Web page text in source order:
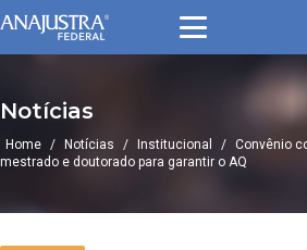
Notícias
Home / Notícias / Institucional / Convênio
mestrado e doutorado para garantir o AQ